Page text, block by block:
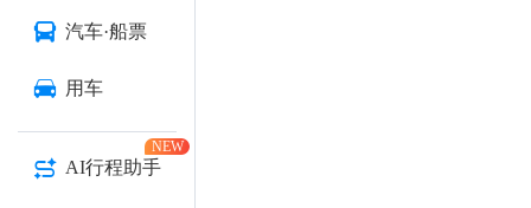
汽车·船票
用车
AI行程助手
NEW